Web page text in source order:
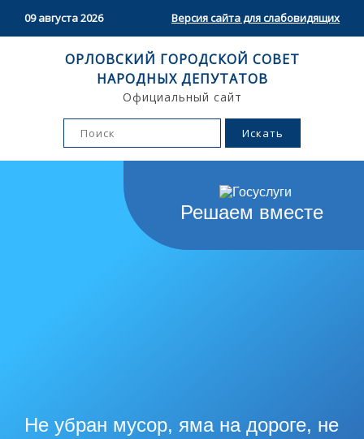
09 августа 2026 Версия сайта для слабовидящих
ОРЛОВСКИЙ ГОРОДСКОЙ СОВЕТ
НАРОДНЫХ ДЕПУТАТОВ
Официальный сайт
Решаем вместе
Не убран мусор, яма на дороге, не